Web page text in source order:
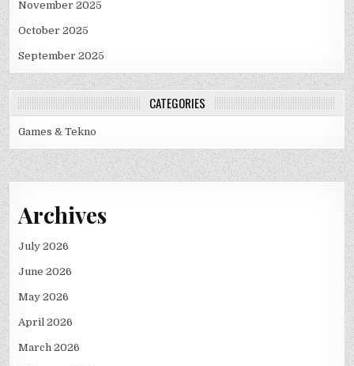
November 2025
October 2025
September 2025
CATEGORIES
Games & Tekno
Archives
July 2026
June 2026
May 2026
April 2026
March 2026